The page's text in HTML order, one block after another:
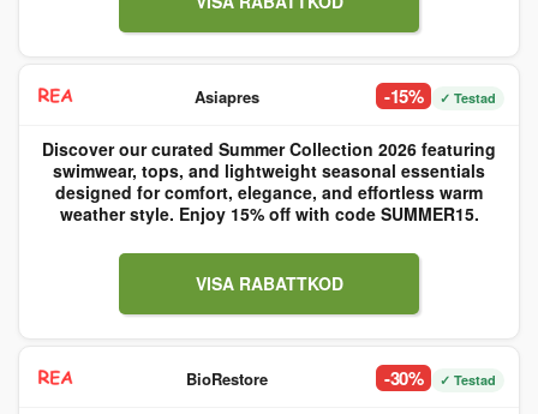
Asiapres -15% ✓ Testad
Discover our curated Summer Collection 2026 featuring
swimwear, tops, and lightweight seasonal essentials
designed for comfort, elegance, and effortless warm
weather style. Enjoy 15% off with code SUMMER15.
VISA RABATTKOD
BioRestore -30% ✓ Testad